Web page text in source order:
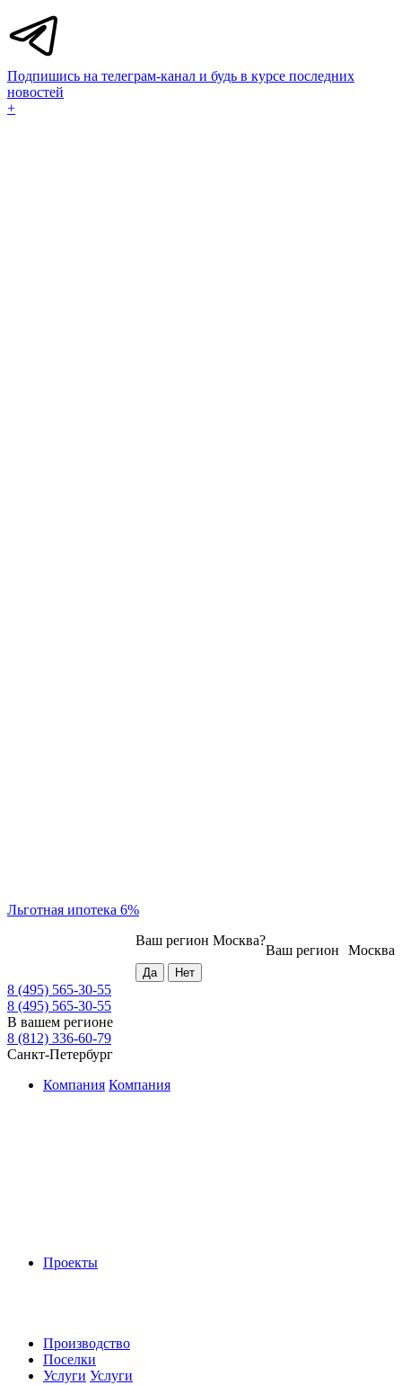
Подпишись на телеграм-канал и будь в курсе последних
новостей
+
Льготная ипотека 6%
Москва
Ваш регион
Ваш регион Москва?
8 (495) 565-30-55
8 (495) 565-30-55
В вашем регионе
8 (812) 336-60-79
Санкт-Петербург
Компания Компания
Проекты
Производство
Поселки
Услуги Услуги